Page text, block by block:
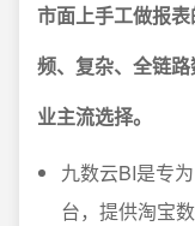
市面上手工做报
频、复杂、全链
业主流选择。
九数云BI是专
台，提供淘宝